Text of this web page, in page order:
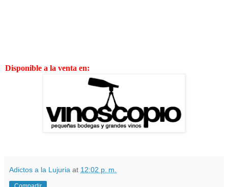
Disponible a la venta en:
Adictos a la Lujuria at 12:02 p. m.